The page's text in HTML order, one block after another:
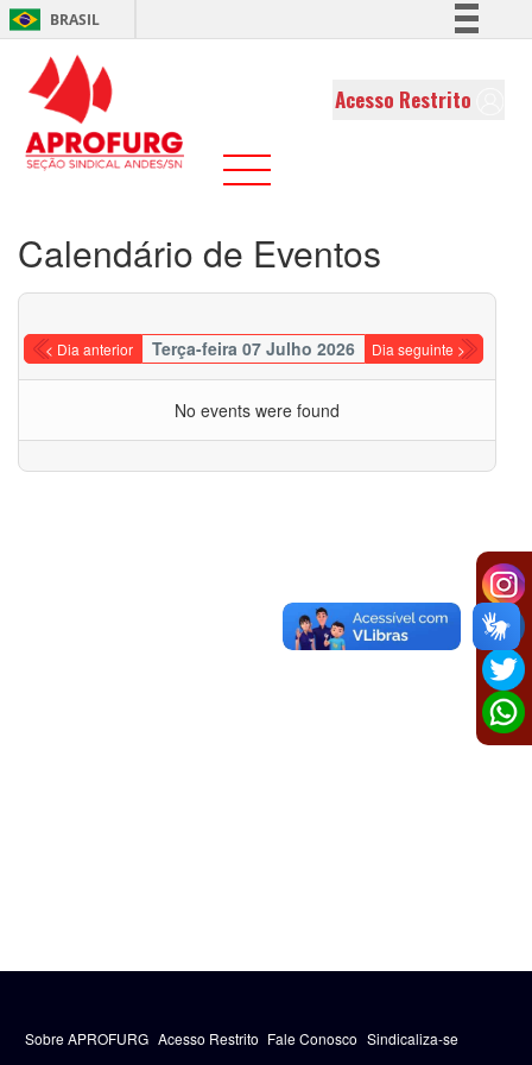
BRASIL
Comunica BR
Acesso Restrito
Calendário de Eventos
< Dia anterior Terça-feira 07 Julho 2026 Dia seguinte >
No events were found
Sobre APROFURG Acesso Restrito Fale Conosco Sindicaliza-se